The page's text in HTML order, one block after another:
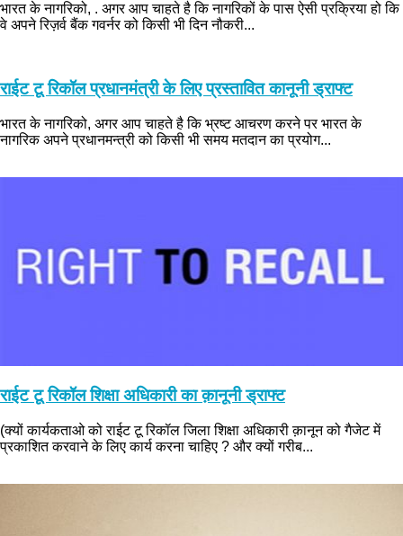
भारत के नागरिको, . अगर आप चाहते है कि नागरिकों के पास ऐसी प्रक्रिया हो कि
वे अपने रिज़र्व बैंक गवर्नर को किसी भी दिन नौकरी...
राईट टू रिकॉल प्रधानमंत्री के लिए प्रस्तावित कानूनी ड्राफ्ट
भारत के नागरिको, अगर आप चाहते है कि भ्रष्ट आचरण करने पर भारत के
नागरिक अपने प्रधानमन्त्री को किसी भी समय मतदान का प्रयोग...
राईट टू रिकॉल शिक्षा अधिकारी का क़ानूनी ड्राफ्ट
(क्यों कार्यकताओ को राईट टू रिकॉल जिला शिक्षा अधिकारी क़ानून को गैजेट में
प्रकाशित करवाने के लिए कार्य करना चाहिए ? और क्यों गरीब...